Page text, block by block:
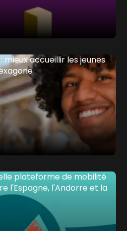
mieux accueillir les jeunes
plateforme de mobilité
l'Espagne, l'Andorre et la